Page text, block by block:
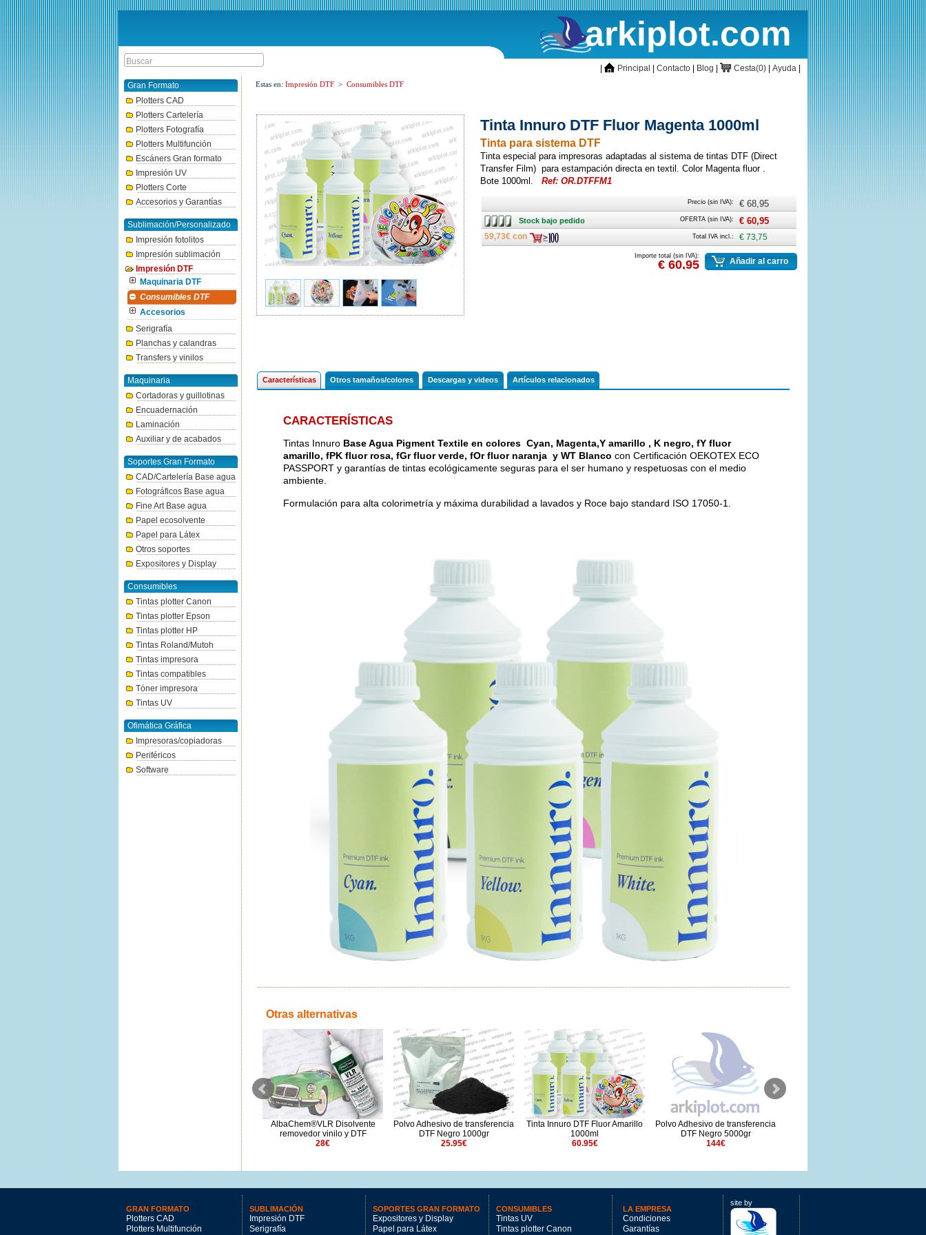
arkiplot.com
inicioPrincipal Contacto Blog CestaCesta(0) Ayuda
Gran Formato
Plotters CAD
Plotters Cartelería
Plotters Fotografía
Plotters Multifunción
Escáners Gran formato
Impresión UV
Plotters Corte
Accesorios y Garantías
Sublimación/Personalizado
Impresión fotolitos
Impresión sublimación
Impresión DTF
Maquinaria DTF
Consumibles DTF
Accesorios
Serigrafía
Planchas y calandras
Transfers y vinilos
Maquinaria
Cortadoras y guillotinas
Encuadernación
Laminación
Auxiliar y de acabados
Soportes Gran Formato
CAD/Cartelería Base agua
Fotográficos Base agua
Fine Art Base agua
Papel ecosolvente
Papel para Látex
Otros soportes
Expositores y Display
Consumibles
Tintas plotter Canon
Tintas plotter Epson
Tintas plotter HP
Tintas Roland/Mutoh
Tintas impresora
Tintas compatibles
Tóner impresora
Tintas UV
Ofimática Gráfica
Impresoras/copiadoras
Periféricos
Software
Estas en: Impresión DTF > Consumibles DTF
Tinta Innuro DTF Fluor Magenta 1000ml
Tinta para sistema DTF
Tinta especial para impresoras adaptadas al sistema de tintas DTF (Direct
Transfer Film) para estampación directa en textil. Color Magenta fluor .
Bote 1000ml.
Ref: OR.DTFFM1
Precio (sin IVA): € 68,95
Stock
bajo
pedido
Stock bajo pedido OFERTA (sin IVA): € 60,95
59,73€ con Total IVA incl.: € 73,75
Importe total (sin IVA):
€ 60,95 Añadir al carro
Características Otros tamaños/colores Descargas y videos Artículos relacionados
CARACTERÍSTICAS
Tintas Innuro Base Agua Pigment Textile en colores Cyan, Magenta,Y amarillo , K negro, fY fluor
amarillo, fPK fluor rosa, fGr fluor verde, fOr fluor naranja y WT Blanco con Certificación OEKOTEX ECO
PASSPORT y garantías de tintas ecológicamente seguras para el ser humano y respetuosas con el medio
ambiente.
Formulación para alta colorimetría y máxima durabilidad a lavados y Roce bajo standard ISO 17050-1.
Otras alternativas
AlbaChem®VLR Disolvente
removedor vinilo y DTF
28€
Polvo Adhesivo de transferencia
DTF Negro 1000gr
25.95€
Tinta Innuro DTF Fluor Amarillo
1000ml
60.95€
Polvo Adhesivo de transferencia
DTF Negro 5000gr
144€
GRAN FORMATO
Plotters CAD
Plotters Multifunción
SUBLIMACIÓN
Impresión DTF
Serigrafía
SOPORTES GRAN FORMATO
Expositores y Display
Papel para Látex
CONSUMIBLES
Tintas UV
Tintas plotter Canon
LA EMPRESA
Condiciones
Garantías
site by